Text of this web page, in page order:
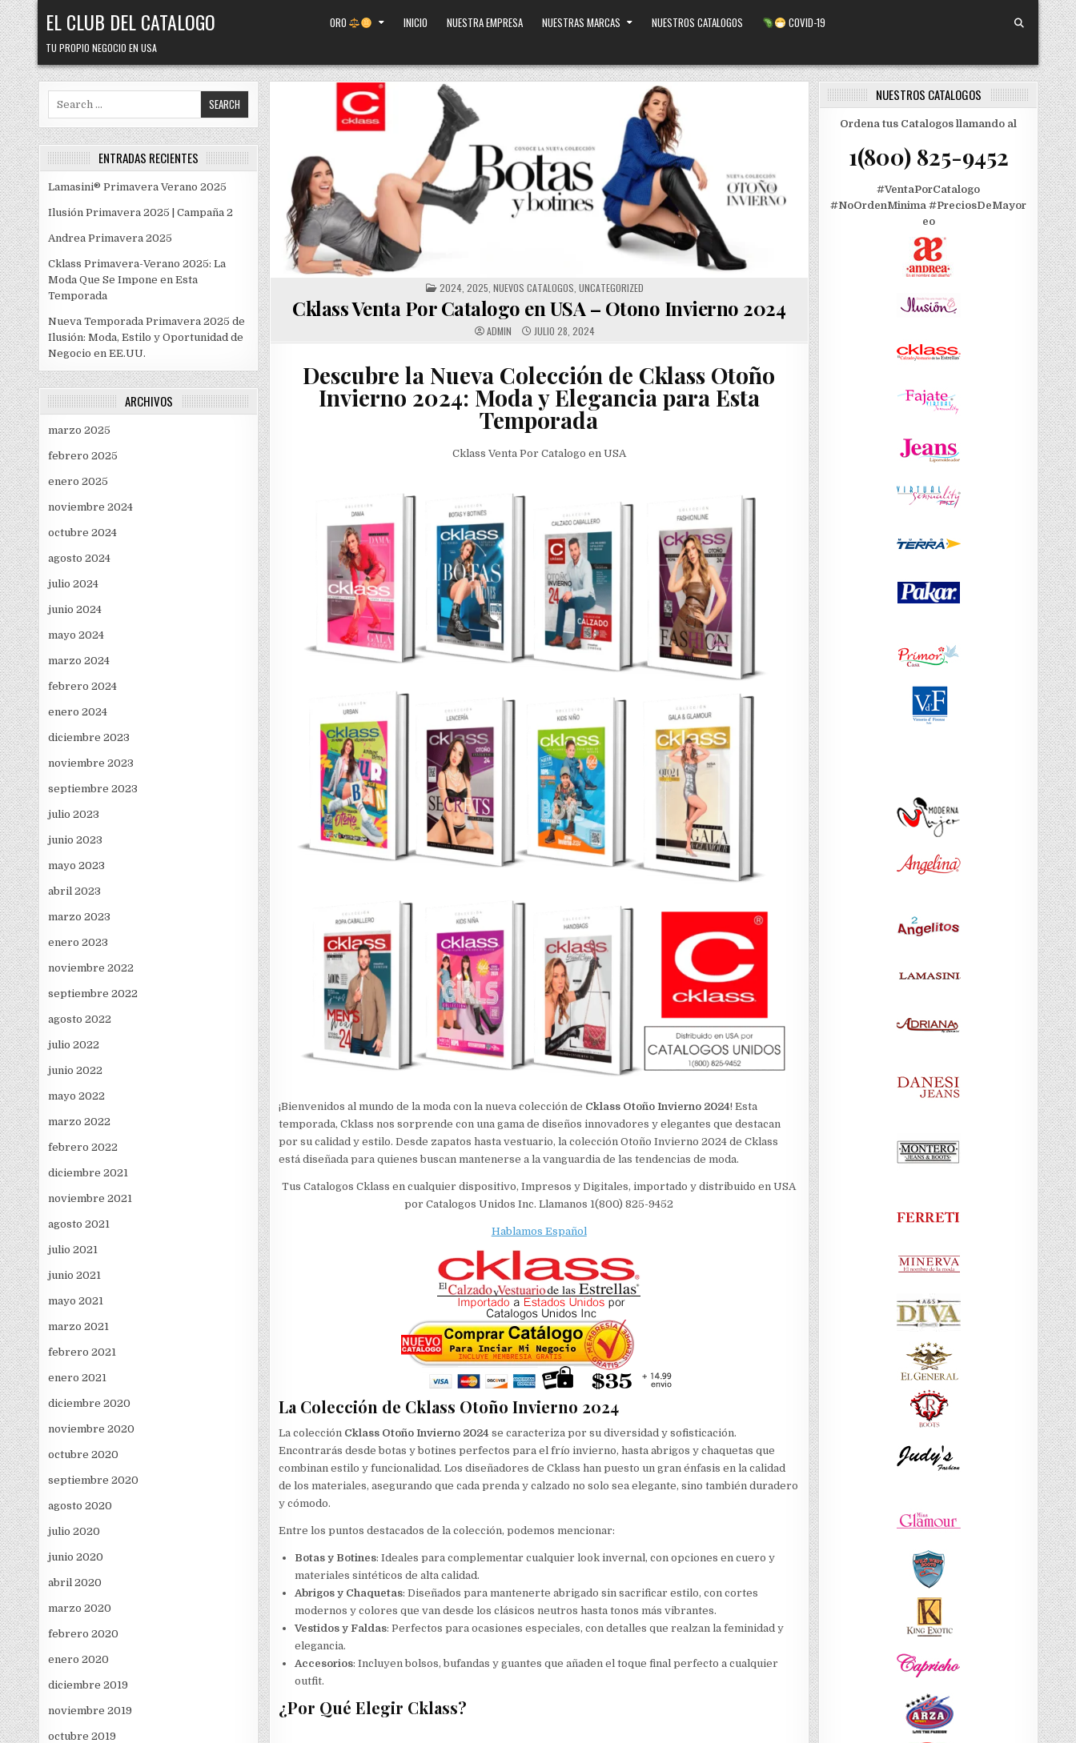
Skip
to
content
EL CLUB DEL CATALOGO
TU PROPIO NEGOCIO EN USA
ORO INICIO NUESTRA EMPRESA NUESTRAS MARCAS NUESTROS CATALOGOS COVID-19
ENTRADAS RECIENTES
Lamasini® Primavera Verano 2025
Ilusión Primavera 2025 | Campaña 2
Andrea Primavera 2025
Cklass Primavera-Verano 2025: La
Moda Que Se Impone en Esta
Temporada
Nueva Temporada Primavera 2025 de
Ilusión: Moda, Estilo y Oportunidad de
Negocio en EE.UU.
ARCHIVOS
marzo 2025
febrero 2025
enero 2025
noviembre 2024
octubre 2024
agosto 2024
julio 2024
junio 2024
mayo 2024
marzo 2024
febrero 2024
enero 2024
diciembre 2023
noviembre 2023
septiembre 2023
julio 2023
junio 2023
mayo 2023
abril 2023
marzo 2023
enero 2023
noviembre 2022
septiembre 2022
agosto 2022
julio 2022
junio 2022
mayo 2022
marzo 2022
febrero 2022
diciembre 2021
noviembre 2021
agosto 2021
julio 2021
junio 2021
mayo 2021
marzo 2021
febrero 2021
enero 2021
diciembre 2020
noviembre 2020
octubre 2020
septiembre 2020
agosto 2020
julio 2020
junio 2020
abril 2020
marzo 2020
febrero 2020
enero 2020
diciembre 2019
noviembre 2019
octubre 2019
POSTED
IN
2024 ,2025 ,NUEVOS CATALOGOS ,UNCATEGORIZED
Cklass Venta Por Catalogo en USA – Otono Invierno 2024
ADMIN JULIO 28, 2024
Descubre la Nueva Colección de Cklass Otoño
Invierno 2024: Moda y Elegancia para Esta
Temporada
Cklass Venta Por Catalogo en USA
¡Bienvenidos al mundo de la moda con la nueva colección de Cklass Otoño Invierno 2024! Esta
temporada, Cklass nos sorprende con una gama de diseños innovadores y elegantes que destacan
por su calidad y estilo. Desde zapatos hasta vestuario, la colección Otoño Invierno 2024 de Cklass
está diseñada para quienes buscan mantenerse a la vanguardia de las tendencias de moda.
Tus Catalogos Cklass en cualquier dispositivo, Impresos y Digitales, importado y distribuido en USA
por Catalogos Unidos Inc. Llamanos 1(800) 825-9452
Hablamos Español
La Colección de Cklass Otoño Invierno 2024
La colección Cklass Otoño Invierno 2024 se caracteriza por su diversidad y sofisticación.
Encontrarás desde botas y botines perfectos para el frío invierno, hasta abrigos y chaquetas que
combinan estilo y funcionalidad. Los diseñadores de Cklass han puesto un gran énfasis en la calidad
de los materiales, asegurando que cada prenda y calzado no solo sea elegante, sino también duradero
y cómodo.
Entre los puntos destacados de la colección, podemos mencionar:
Botas y Botines: Ideales para complementar cualquier look invernal, con opciones en cuero y
materiales sintéticos de alta calidad.
Abrigos y Chaquetas: Diseñados para mantenerte abrigado sin sacrificar estilo, con cortes
modernos y colores que van desde los clásicos neutros hasta tonos más vibrantes.
Vestidos y Faldas: Perfectos para ocasiones especiales, con detalles que realzan la feminidad y
elegancia.
Accesorios: Incluyen bolsos, bufandas y guantes que añaden el toque final perfecto a cualquier
outfit.
¿Por Qué Elegir Cklass?
NUESTROS CATALOGOS
Ordena tus Catalogos llamando al
1(800) 825-9452
#VentaPorCatalogo
#NoOrdenMinima #PreciosDeMayor
eo